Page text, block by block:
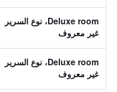
Deluxe room، نوع السرير
غير معروف
Deluxe room، نوع السرير
غير معروف